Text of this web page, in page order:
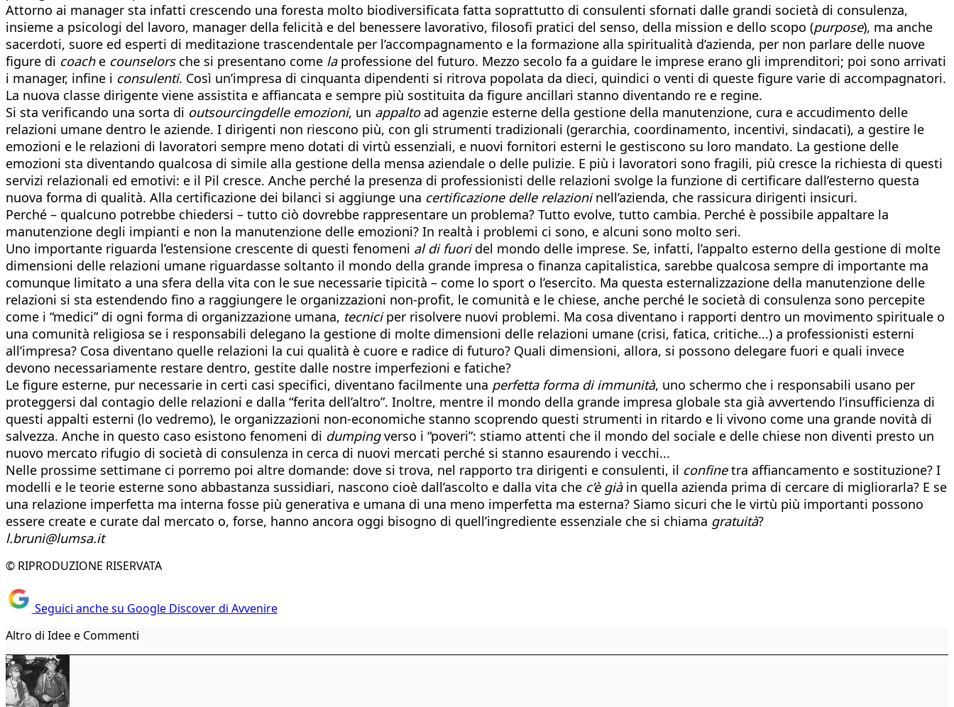
Attorno ai manager sta infatti crescendo una foresta molto biodiversificata fatta soprattutto di consulenti sfornati dalle grandi società di consulenza,
insieme a psicologi del lavoro, manager della felicità e del benessere lavorativo, filosofi pratici del senso, della mission e dello scopo (purpose), ma anche
sacerdoti, suore ed esperti di meditazione trascendentale per l’accompagnamento e la formazione alla spiritualità d’azienda, per non parlare delle nuove
figure di coach e counselorsche si presentano come laprofessione del futuro. Mezzo secolo fa a guidare le imprese erano gli imprenditori; poi sono arrivati
i manager, infine i consulenti. Così un’impresa di cinquanta dipendenti si ritrova popolata da dieci, quindici o venti di queste figure varie di accompagnatori.
La nuova classe dirigente viene assistita e affiancata e sempre più sostituita da figure ancillari stanno diventando re e regine.
Si sta verificando una sorta di outsourcingdelle emozioni, un appaltoad agenzie esterne della gestione della manutenzione, cura e accudimento delle
relazioni umane dentro le aziende. I dirigenti non riescono più, con gli strumenti tradizionali (gerarchia, coordinamento, incentivi, sindacati), a gestire le
emozioni e le relazioni di lavoratori sempre meno dotati di virtù essenziali, e nuovi fornitori esterni le gestiscono su loro mandato. La gestione delle
emozioni sta diventando qualcosa di simile alla gestione della mensa aziendale o delle pulizie. E più i lavoratori sono fragili, più cresce la richiesta di questi
servizi relazionali ed emotivi: e il Pil cresce. Anche perché la presenza di professionisti delle relazioni svolge la funzione di certificare dall’esterno questa
nuova forma di qualità. Alla certificazione dei bilanci si aggiunge una certificazione delle relazioninell’azienda, che rassicura dirigenti insicuri.
Perché – qualcuno potrebbe chiedersi – tutto ciò dovrebbe rappresentare un problema? Tutto evolve, tutto cambia. Perché è possibile appaltare la
manutenzione degli impianti e non la manutenzione delle emozioni? In realtà i problemi ci sono, e alcuni sono molto seri.
Uno importante riguarda l’estensione crescente di questi fenomeni al di fuoridel mondo delle imprese. Se, infatti, l’appalto esterno della gestione di molte
dimensioni delle relazioni umane riguardasse soltanto il mondo della grande impresa o finanza capitalistica, sarebbe qualcosa sempre di importante ma
comunque limitato a una sfera della vita con le sue necessarie tipicità – come lo sport o l’esercito. Ma questa esternalizzazione della manutenzione delle
relazioni si sta estendendo fino a raggiungere le organizzazioni non-profit, le comunità e le chiese, anche perché le società di consulenza sono percepite
come i “medici” di ogni forma di organizzazione umana, tecniciper risolvere nuovi problemi. Ma cosa diventano i rapporti dentro un movimento spirituale o
una comunità religiosa se i responsabili delegano la gestione di molte dimensioni delle relazioni umane (crisi, fatica, critiche...) a professionisti esterni
all’impresa? Cosa diventano quelle relazioni la cui qualità è cuore e radice di futuro? Quali dimensioni, allora, si possono delegare fuori e quali invece
devono necessariamente restare dentro, gestite dalle nostre imperfezioni e fatiche?
Le figure esterne, pur necessarie in certi casi specifici, diventano facilmente una perfetta forma di immunità, uno schermo che i responsabili usano per
proteggersi dal contagio delle relazioni e dalla “ferita dell’altro”. Inoltre, mentre il mondo della grande impresa globale sta già avvertendo l’insufficienza di
questi appalti esterni (lo vedremo), le organizzazioni non-economiche stanno scoprendo questi strumenti in ritardo e li vivono come una grande novità di
salvezza. Anche in questo caso esistono fenomeni di dumpingverso i “poveri”: stiamo attenti che il mondo del sociale e delle chiese non diventi presto un
nuovo mercato rifugio di società di consulenza in cerca di nuovi mercati perché si stanno esaurendo i vecchi...
Nelle prossime settimane ci porremo poi altre domande: dove si trova, nel rapporto tra dirigenti e consulenti, il confinetra affiancamento e sostituzione? I
modelli e le teorie esterne sono abbastanza sussidiari, nascono cioè dall’ascolto e dalla vita che c’è giàin quella azienda prima di cercare di migliorarla? E se
una relazione imperfetta ma interna fosse più generativa e umana di una meno imperfetta ma esterna? Siamo sicuri che le virtù più importanti possono
essere create e curate dal mercato o, forse, hanno ancora oggi bisogno di quell’ingrediente essenziale che si chiama gratuità?
l.bruni@lumsa.it
© RIPRODUZIONE RISERVATA
Seguici anche su Google Discover di Avvenire
Altro di Idee e Commenti